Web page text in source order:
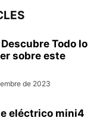
Todo lo
sobre este
de 2023
eléctrico mini4